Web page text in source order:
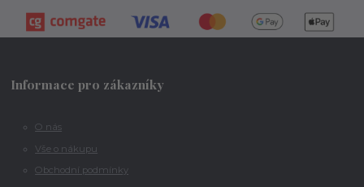
Informace pro zákazníky
O nás
Vše o nákupu
Obchodní podmínky